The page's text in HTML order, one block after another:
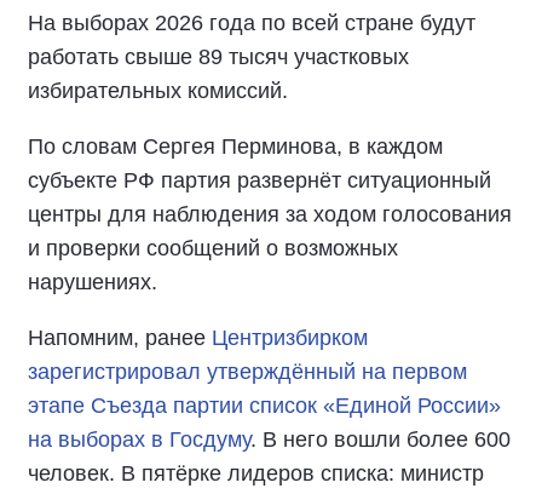
На выборах 2026 года по всей стране будут
работать свыше 89 тысяч участковых
избирательных комиссий.
По словам Сергея Перминова, в каждом
субъекте РФ партия развернёт ситуационный
центры для наблюдения за ходом голосования
и проверки сообщений о возможных
нарушениях.
Напомним, ранее Центризбирком
зарегистрировал утверждённый на первом
этапе Съезда партии список «Единой России»
на выборах в Госдуму. В него вошли более 600
человек. В пятёрке лидеров списка: министр